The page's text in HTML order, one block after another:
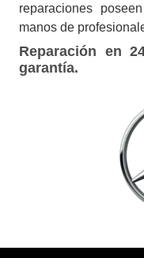
reparaciones
manos de
Reparación en
garantía.